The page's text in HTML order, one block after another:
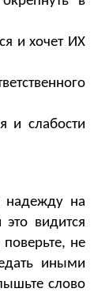
и хочет ИХ
и слабости
надежду на
видится
не
иными
слово